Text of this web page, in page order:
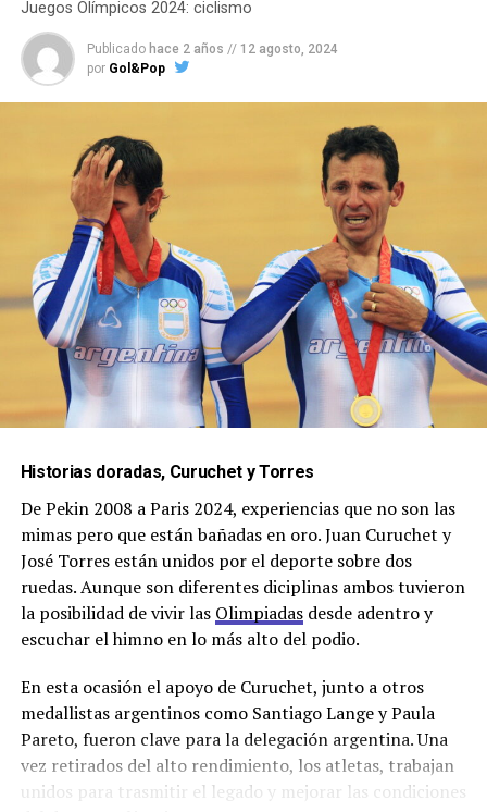
Juegos Olímpicos 2024: ciclismo
Publicado hace 2 años // 12 agosto, 2024
por Gol&Pop
Historias doradas, Curuchet y Torres
De Pekin 2008 a Paris 2024, experiencias que no son las
mimas pero que están bañadas en oro. Juan Curuchet y
José Torres están unidos por el deporte sobre dos
ruedas. Aunque son diferentes diciplinas ambos tuvieron
la posibilidad de vivir las Olimpiadasdesde adentro y
escuchar el himno en lo más alto del podio.
En esta ocasión el apoyo de Curuchet, junto a otros
medallistas argentinos como Santiago Lange y Paula
Pareto, fueron clave para la delegación argentina. Una
vez retirados del alto rendimiento, los atletas, trabajan
unidos para trasmitir el legado y mejorar las condiciones